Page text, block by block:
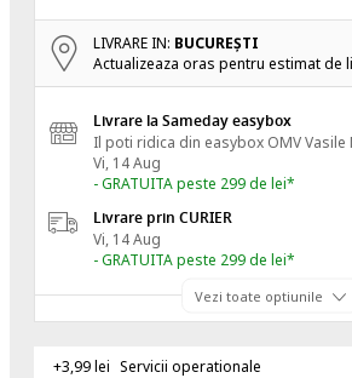
LIVRARE IN: BUCUREŞTI
Actualizeaza oras pentru estimat de
Livrare la Sameday easybox
Il poti ridica din easybox OMV Vasile
Vi, 14 Aug
- GRATUITA peste 299 de lei*
Livrare prin CURIER
Vi, 14 Aug
- GRATUITA peste 299 de lei*
Vezi toate optiunile
+3,99 lei Servicii operationale